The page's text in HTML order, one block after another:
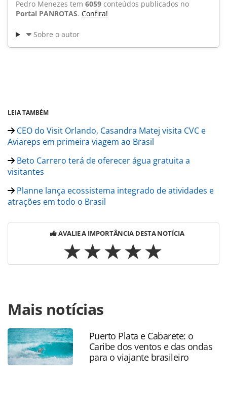
Pedro Menezes tem 6059 conteúdos publicados no
Portal PANROTAS. Confira!
Sobre o autor
LEIA TAMBÉM
CEO do Visit Orlando, Casandra Matej visita CVC e
Aviareps em primeira viagem ao Brasil
Beto Carrero terá de oferecer água gratuita a
visitantes
Planne lança ecossistema integrado de atividades e
atrações em todo o Brasil
AVALIE A IMPORTÂNCIA DESTA NOTÍCIA
https://www.panrotas.com.br/destinos/parques-
tematicos/2025/09/parques-e-atracoes-movimentam-117-
milhoes-de-visitantes-e-r-36-bilhoes-no-brasil_221723.html
ou as ferramentas oferecidas na página. Todo o conteúdo
produzido pela PANROTAS Editora é protegido pela
legislação brasileira sobre direito autoral. Não reproduza o
Mais notícias
Puerto Plata e Cabarete: o
Caribe dos ventos e das ondas
para o viajante brasileiro